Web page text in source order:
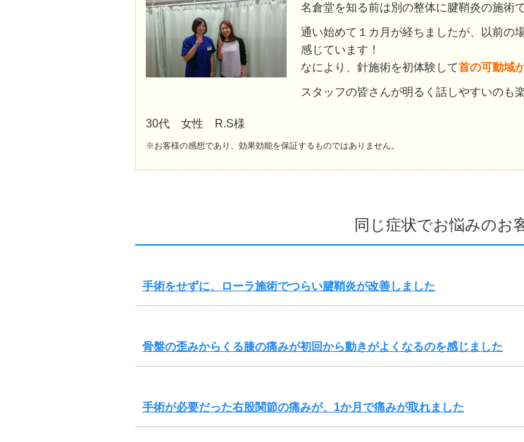
名倉堂を知る前は別の整体に腱鞘炎の施術
通い始めて１カ月が経ちましたが、以前の
感じています！
なにより、針施術を初体験して首の可動域
スタッフの皆さんが明るく話しやすいのも
30代 女性 R.S様
※お客様の感想であり、効果効能を保証するものではありません。
同じ症状でお悩みのお
手術をせずに、ローラ施術でつらい腱鞘炎が改善しました
骨盤の歪みからくる膝の痛みが初回から動きがよくなるのを感じました
手術が必要だった右股関節の痛みが、1か月で痛みが取れました